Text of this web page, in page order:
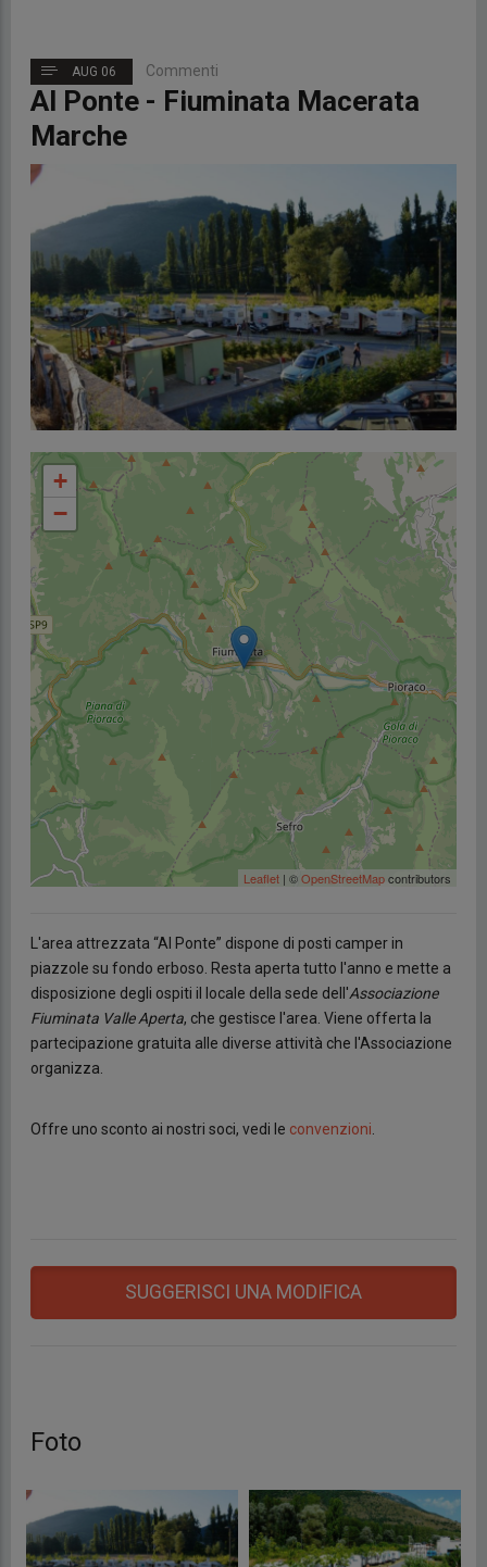
AUG 06 Commenti
Al Ponte - Fiuminata Macerata
Marche
+
−
Leaflet | ©OpenStreetMapcontributors
L'area attrezzata “Al Ponte” dispone di posti camper in
piazzole su fondo erboso. Resta aperta tutto l'anno e mette a
disposizione degli ospiti il locale della sede dell'Associazione
Fiuminata Valle Aperta, che gestisce l'area. Viene offerta la
partecipazione gratuita alle diverse attività che l'Associazione
organizza.
Offre uno sconto ai nostri soci, vedi le convenzioni.
SUGGERISCI UNA MODIFICA
Foto